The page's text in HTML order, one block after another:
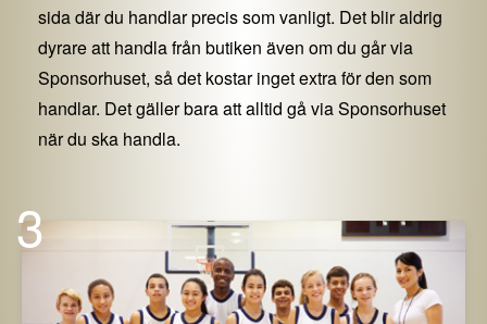
sida där du handlar precis som vanligt. Det blir aldrig
dyrare att handla från butiken även om du går via
Sponsorhuset, så det kostar inget extra för den som
handlar. Det gäller bara att alltid gå via Sponsorhuset
när du ska handla.
3